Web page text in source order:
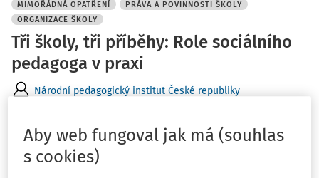
MIMOŘÁDNÁ OPATŘENÍ
PRÁVA A POVINNOSTI ŠKOLY
ORGANIZACE ŠKOLY
Tři školy, tři příběhy: Role sociálního
pedagoga v praxi
Národní pedagogický institut České republiky
1 minuta čtení
Související dokumenty (15)
Aby web fungoval jak má (souhlas
s cookies)